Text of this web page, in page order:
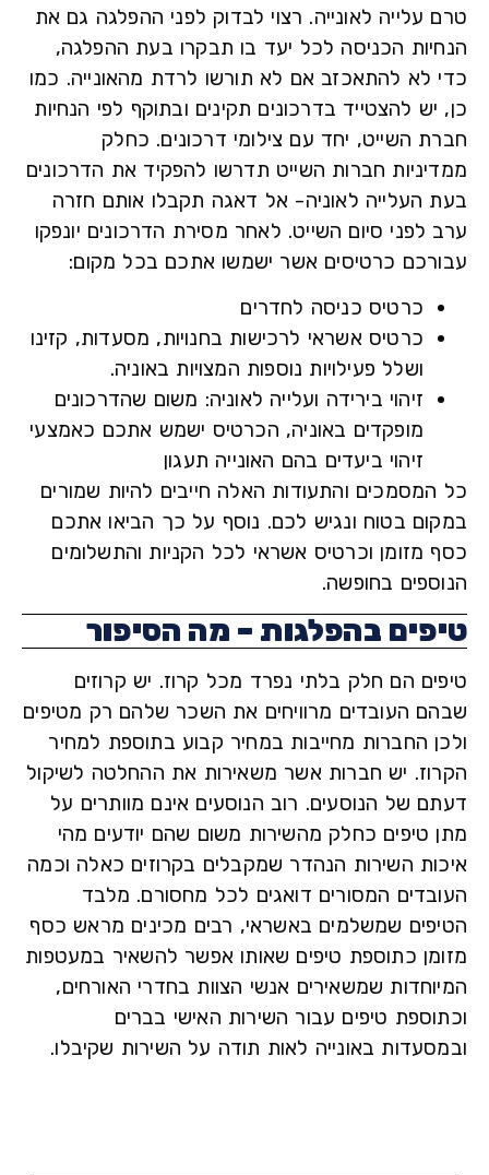
עלייה לאונייה. רצוי לבדוק לפני ההפלגה גם את
הכניסה לכל יעד בו תבקרו בעת ההפלגה,
לא להתאכזב אם לא תורשו לרדת מהאונייה. כמו
להצטייד בדרכונים תקינים ובתוקף לפי הנחיות
השייט, יחד עם צילומי דרכונים. כחלק
חברות השייט תדרשו להפקיד את הדרכונים
העלייה לאוניה- אל דאגה תקבלו אותם חזרה
לפני סיום השייט. לאחר מסירת הדרכונים יונפקו
כרטיסים אשר ישמשו אתכם בכל מקום:
כרטיס כניסה לחדרים
כרטיס אשראי לרכישות בחנויות, מסעדות, קזינו
ושלל פעילויות נוספות המצויות באוניה.
זיהוי בירידה ועלייה לאוניה: משום שהדרכונים
מופקדים באוניה, הכרטיס ישמש אתכם כאמצעי
זיהוי ביעדים בהם האונייה תעגון
והתעודות האלה חייבים להיות שמורים
בטוח ונגיש לכם. נוסף על כך הביאו אתכם
מזומן וכרטיס אשראי לכל הקניות והתשלומים
בחופשה.
בהפלגות – מה הסיפור
הם חלק בלתי נפרד מכל קרוז.יש קרוזים
העובדים מרוויחים את השכר שלהם רק מטיפים
החברות מחייבות במחיר קבוע בתוספת למחיר
יש חברות אשר משאירות את ההחלטה לשיקול
של הנוסעים. רוב הנוסעים אינם מוותרים על
טיפים כחלק מהשירות משום שהם יודעים מהי
השירות הנהדר שמקבלים בקרוזים כאלה וכמה
המסורים דואגים לכל מחסורם. מלבד
שמשלמים באשראי, רבים מכינים מראש כסף
כתוספת טיפים שאותו אפשר להשאיר במעטפות
שמשאירים אנשי הצוות בחדרי האורחים,
טיפים עבור השירות האישי בברים
באונייה לאות תודה על השירות שקיבלו.